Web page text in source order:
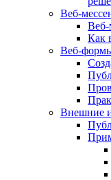
Веб-
Веб-
Как
Веб-
Внешние